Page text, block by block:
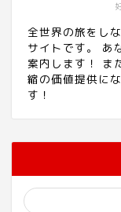
全世界の旅をし
サイトです。 あ
案内します！ ま
縮の価値提供に
す！